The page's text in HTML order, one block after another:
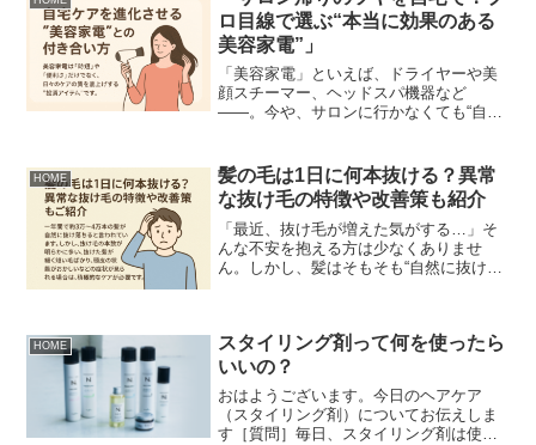
ロ目線で選ぶ“本当に効果のある
美容家電”」
「美容家電」といえば、ドライヤーや美
顔スチーマー、ヘッドスパ機器など
――。今や、サロンに行かなくても“自宅
て本当にあるの？」と感じている方も多
いはず。プロの現場で日々...
HOME
髪の毛は1日に何本抜ける？異常
な抜け毛の特徴や改善策も紹介
「最近、抜け毛が増えた気がする…」そ
んな不安を抱える方は少なくありませ
ん。しかし、髪はそもそも“自然に抜ける
が“危険サイン”？今回...
HOME
スタイリング剤って何を使ったら
いいの？
おはようございます。今日のヘアケア
（スタイリング剤）についてお伝えしま
す［質問］毎日、スタイリング剤は使っ